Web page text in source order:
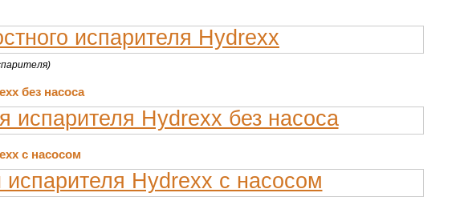
без насоса
с насосом